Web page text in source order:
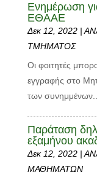
Ενημέρωση
ΕΘΑΑΕ
Δεκ 12, 2022|
ΤΜΗΜΑΤΟΣ
Οι φοιτητές
εγγραφής στο
των συνημμένων...
Παράταση
εξαμήνου
Δεκ 12, 2022|
ΜΑΘΗΜΑΤΩΝ